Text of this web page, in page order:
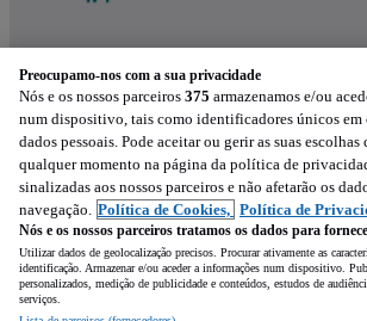
Experimenta a
Preocupamo-nos com a sua privacidade
Nós e os nossos parceiros 375 armazenamos e/ou
num dispositivo, tais como identificadores únicos em
dados pessoais. Pode aceitar ou gerir as suas
qualquer momento na página da política de
sinalizadas aos nossos parceiros e não afetarão os
navegação. Política de Cookies, Política de
Nós e os nossos parceiros tratamos os dados para
Utilizar dados de geolocalização precisos. Procurar ativamente as
identificação. Armazenar e/ou aceder a informações num dispositivo.
personalizados, medição de publicidade e conteúdos, estudos de
serviços.